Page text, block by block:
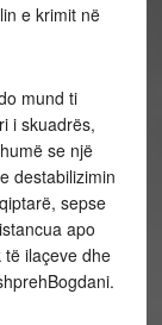
e krimit në
mund ti
i skuadrës,
se një
destabilizimin
sepse
apo
ilaçeve dhe